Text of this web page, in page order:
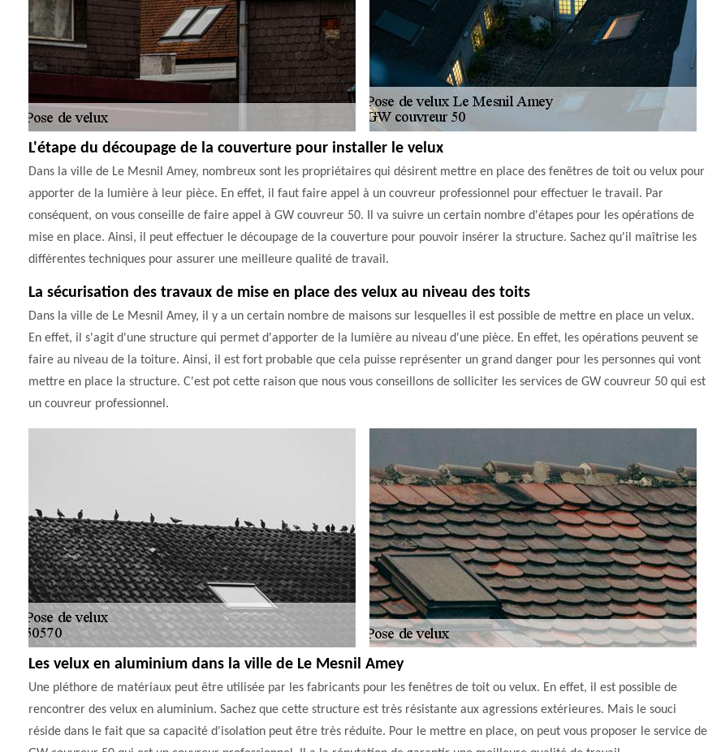
L'étape du découpage de la couverture pour installer le velux
Dans la ville de Le Mesnil Amey, nombreux sont les propriétaires qui désirent mettre en place des fenêtres de toit ou velux pour
apporter de la lumière à leur pièce. En effet, il faut faire appel à un couvreur professionnel pour effectuer le travail. Par
conséquent, on vous conseille de faire appel à GW couvreur 50. Il va suivre un certain nombre d'étapes pour les opérations de
mise en place. Ainsi, il peut effectuer le découpage de la couverture pour pouvoir insérer la structure. Sachez qu'il maîtrise les
différentes techniques pour assurer une meilleure qualité de travail.
La sécurisation des travaux de mise en place des velux au niveau des toits
Dans la ville de Le Mesnil Amey, il y a un certain nombre de maisons sur lesquelles il est possible de mettre en place un velux.
En effet, il s'agit d'une structure qui permet d'apporter de la lumière au niveau d'une pièce. En effet, les opérations peuvent se
faire au niveau de la toiture. Ainsi, il est fort probable que cela puisse représenter un grand danger pour les personnes qui vont
mettre en place la structure. C'est pot cette raison que nous vous conseillons de solliciter les services de GW couvreur 50 qui est
un couvreur professionnel.
Les velux en aluminium dans la ville de Le Mesnil Amey
Une pléthore de matériaux peut être utilisée par les fabricants pour les fenêtres de toit ou velux. En effet, il est possible de
rencontrer des velux en aluminium. Sachez que cette structure est très résistante aux agressions extérieures. Mais le souci
réside dans le fait que sa capacité d'isolation peut être très réduite. Pour le mettre en place, on peut vous proposer le service de